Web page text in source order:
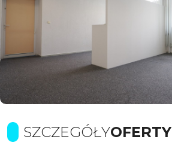
SZCZEGÓŁYOFERTY